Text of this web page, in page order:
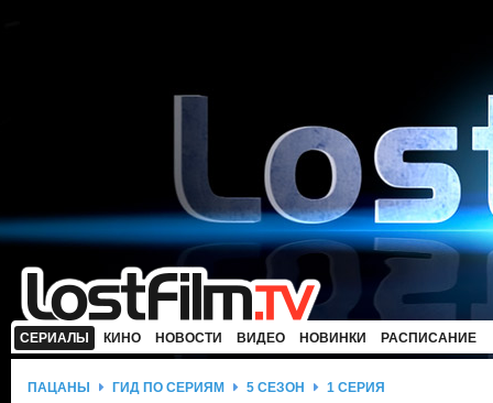
СЕРИАЛЫ КИНО НОВОСТИ ВИДЕО НОВИНКИ РАСПИСАНИЕ
ПАЦАНЫ ГИД ПО СЕРИЯМ 5 СЕЗОН 1 СЕРИЯ